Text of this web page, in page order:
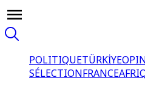
POLITIQUETÜRKİYE
SÉLECTIONFRANCE